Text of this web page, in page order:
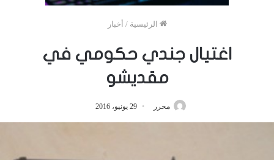
الرئيسية / أخبار
اغتيال جندي حكومي في
مقديشو
محرر 29 يونيو، 2016